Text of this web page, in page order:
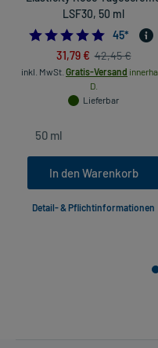
LSF30, 50 ml
45*
31,79 € 42,45 €
inkl. MwSt. Gratis-Versand
D.
Lieferbar
In den Warenkorb
Detail- & Pflichtinformationen